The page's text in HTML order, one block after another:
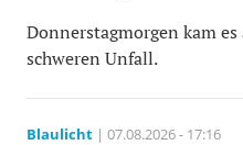
Donnerstagmorgen kam
schweren Unfall.
Blaulicht | 07.08.2026 - 17:16